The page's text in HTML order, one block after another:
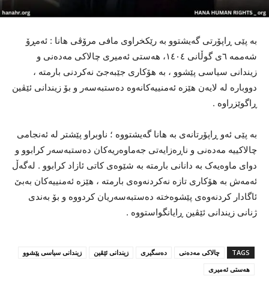
‌بە پێی ڕاپۆرتی گەیشتوو بە رێکخراوی مافی مرۆڤی هانا : ئەمڕۆ
شەممە ٦ی گوڵانی ١٤٠٤، هەستی ئەمیری چالاکی مەدەنی و
زیندانی سیاسی پێشوو ، بە هۆکاری جێبەجێ نەکردنی بارمتە ،
دووبارە لە لایەن هێزە ئەمنییەکانەوە دەستبەسەر و بۆ زیندانی ئێڤین
ڕاگوێزراوە .
بە پێی ئەو ڕاپۆرتانەی بە هانا گەیشتووە ؛ ناوبراو پێشتر لە ئەنجامی
چالاکییە مەدەنی و ناڕەزایەتی جەماوەریەکان دەستبەسەر کرابوو و
دوای ماوەیەک بە دانانی بارمتە بە شێوەی کاتی ئازاد کرابوو . لەگەڵ
ئەمەش بە هۆکاری تازە نەکردنەوەی بارمتە ، هێزە ئەمنییەکان بەبێ
ئاگادار کردنەوەی پێشوەختە دەستبەسەریان کردووە و بۆ بەندی
ژنانی زیندانی ئێڤین ڕایانگواستووە .
TAGS چالاکی مەدەنی دەسگیری زیندانی ئێڤین
زیندانی سیاسی پێشوو
هەستی ئەمیری